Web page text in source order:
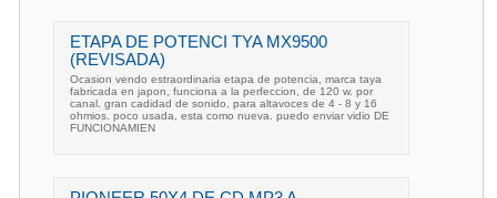
ETAPA DE POTENCI TYA MX9500
(REVISADA)
Ocasion vendo estraordinaria etapa de potencia, marca taya
fabricada en japon, funciona a la perfeccion, de 120 w. por
canal. gran cadidad de sonido, para altavoces de 4 - 8 y 16
ohmios. poco usada, esta como nueva. puedo enviar vidio DE
FUNCIONAMIEN